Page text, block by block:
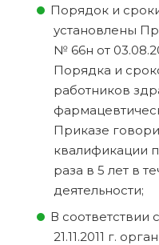
Порядок и
установлены
№ 66н от
Порядка и
работников
Приказе
квалификации
раза в 5 лет в
деятельности;
В
21.11.2011 г.